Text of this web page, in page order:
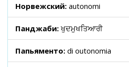
Норвежский: autonomi
Панджаби:ਖੁਦਮੁਖਤਿਆਰੀ
Папьяменто: di outonomia